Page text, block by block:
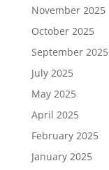
November 2025
October 2025
September 2025
July 2025
May 2025
April 2025
February 2025
January 2025